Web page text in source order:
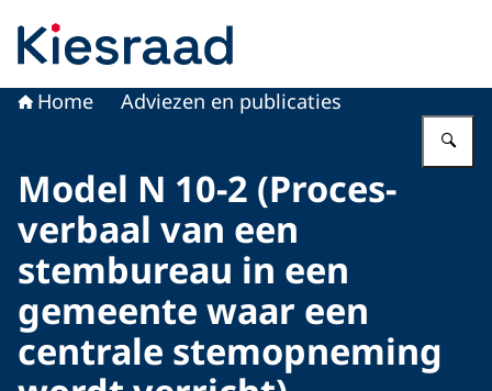
Home Adviezen en publicaties
Model N 10-2 (Proces-
verbaal van een
stembureau in een
gemeente waar een
centrale stemopneming